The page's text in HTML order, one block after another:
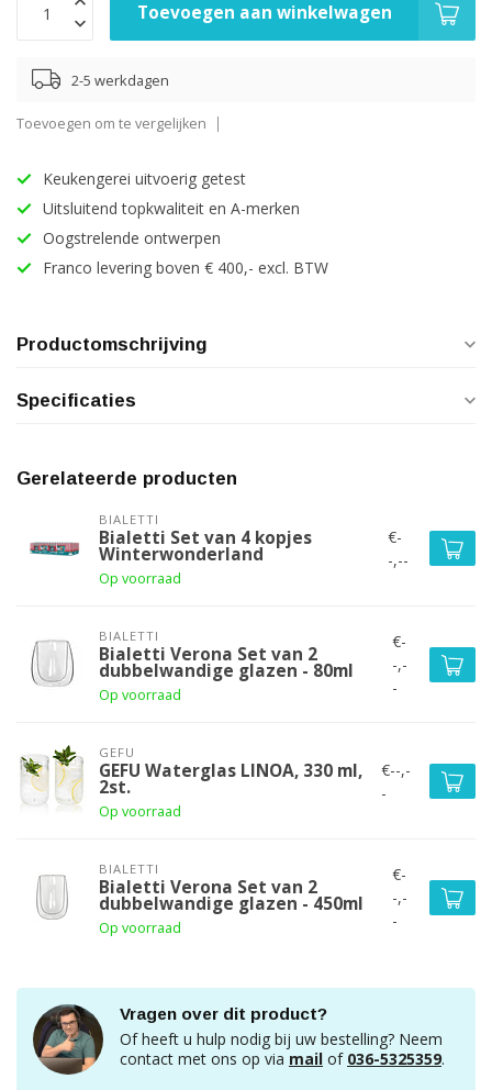
Toevoegen aan winkelwagen
2-5 werkdagen
Toevoegen om te vergelijken
Keukengerei uitvoerig getest
Uitsluitend topkwaliteit en A-merken
Oogstrelende ontwerpen
Franco levering boven € 400,- excl. BTW
Productomschrijving
Specificaties
Gerelateerde producten
BIALETTI
Bialetti Set van 4 kopjes
Winterwonderland
Op voorraad
€-
-,--
BIALETTI
Bialetti Verona Set van 2
dubbelwandige glazen - 80ml
Op voorraad
€-
-,-
-
GEFU
GEFU Waterglas LINOA, 330 ml,
2st.
Op voorraad
€--,-
-
BIALETTI
Bialetti Verona Set van 2
dubbelwandige glazen - 450ml
Op voorraad
€-
-,-
-
Vragen over dit product?
Of heeft u hulp nodig bij uw bestelling? Neem
contact met ons op via mail of 036-5325359.